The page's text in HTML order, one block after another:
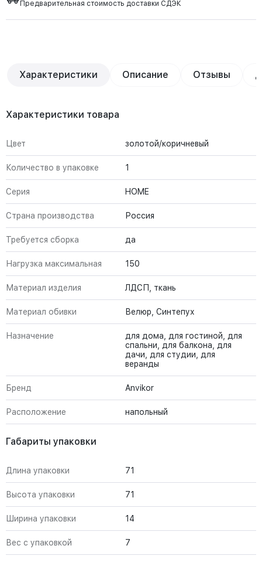
Предварительная стоимость доставки СДЭК
Характеристики Описание Отзывы
Характеристики товара
Цвет золотой/коричневый
Количество в упаковке 1
Серия HOME
Страна производства Россия
Требуется сборка да
Нагрузка максимальная 150
Материал изделия ЛДСП, ткань
Материал обивки Велюр, Синтепух
Назначение
для дома, для гостиной, для
спальни, для балкона, для
дачи, для студии, для
веранды
Бренд Anvikor
Расположение напольный
Габариты упаковки
Длина упаковки 71
Высота упаковки 71
Ширина упаковки 14
Вес с упаковкой 7